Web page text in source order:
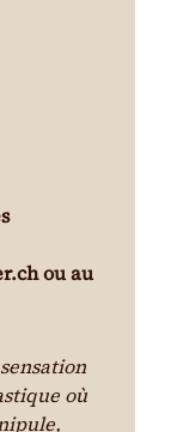
ou au
où